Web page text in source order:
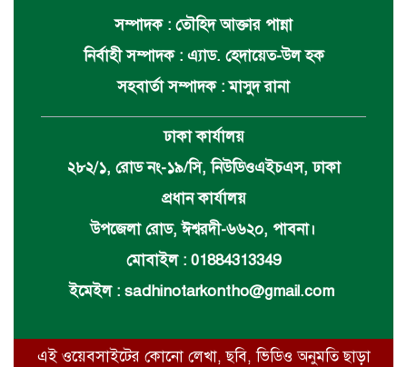
সম্পাদক : তৌহিদ আক্তার পান্না
নির্বাহী সম্পাদক : এ্যাড. হেদায়েত-উল হক
সহবার্তা সম্পাদক : মাসুদ রানা
ঢাকা কার্যালয়
২৮২/১, রোড নং-১৯/সি, নিউডিওএইচএস, ঢাকা
প্রধান কার্যালয়
উপজেলা রোড, ঈশ্বরদী-৬৬২০, পাবনা।
মোবাইল : 01884313349
ইমেইল : sadhinotarkontho@gmail.com
এই ওয়েবসাইটের কোনো লেখা, ছবি, ভিডিও অনুমতি ছাড়া